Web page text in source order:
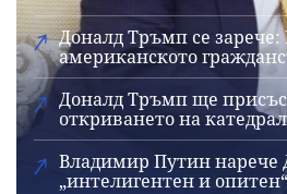
Доналд Тръмп се
американското
Доналд Тръмп ще
откриването на
Владимир Путин нарече
„интелигентен и опитен“